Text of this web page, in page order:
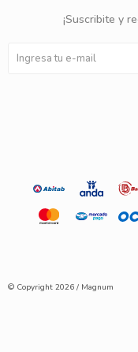
¡Suscribite y
© Copyright 2026 / Magnum